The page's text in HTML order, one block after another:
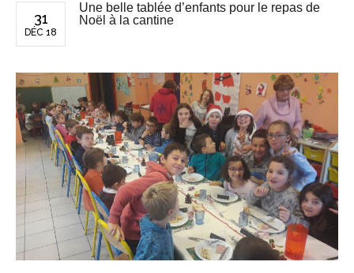
31
DÉC 18
Une belle tablée d’enfants pour le repas de
Noël à la cantine